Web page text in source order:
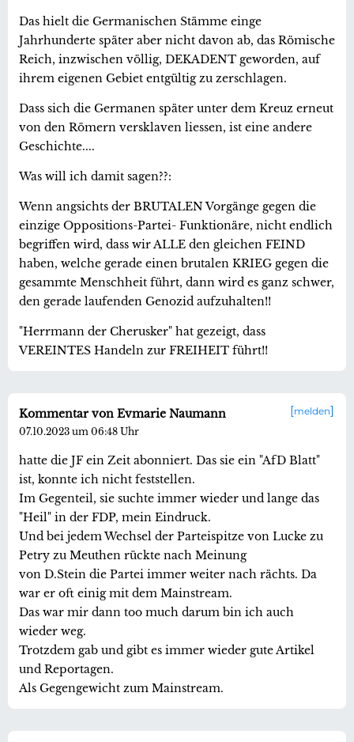
Das hielt die Germanischen Stämme einge
Jahrhunderte später aber nicht davon ab, das Römische
Reich, inzwischen völlig, DEKADENT geworden, auf
ihrem eigenen Gebiet entgültig zu zerschlagen.
Dass sich die Germanen später unter dem Kreuz erneut
von den Römern versklaven liessen, ist eine andere
Geschichte....
Was will ich damit sagen??:
Wenn angsichts der BRUTALEN Vorgänge gegen die
einzige Oppositions-Partei- Funktionäre, nicht endlich
begriffen wird, dass wir ALLE den gleichen FEIND
haben, welche gerade einen brutalen KRIEG gegen die
gesammte Menschheit führt, dann wird es ganz schwer,
den gerade laufenden Genozid aufzuhalten!!
"Herrmann der Cherusker" hat gezeigt, dass
VEREINTES Handeln zur FREIHEIT führt!!
melden
Kommentar von Evmarie Naumann
07.10.2023 um 06:48 Uhr
hatte die JF ein Zeit abonniert. Das sie ein "AfD Blatt"
ist, konnte ich nicht feststellen.
Im Gegenteil, sie suchte immer wieder und lange das
"Heil" in der FDP, mein Eindruck.
Und bei jedem Wechsel der Parteispitze von Lucke zu
Petry zu Meuthen rückte nach Meinung
von D.Stein die Partei immer weiter nach rächts. Da
war er oft einig mit dem Mainstream.
Das war mir dann too much darum bin ich auch
wieder weg.
Trotzdem gab und gibt es immer wieder gute Artikel
und Reportagen.
Als Gegengewicht zum Mainstream.